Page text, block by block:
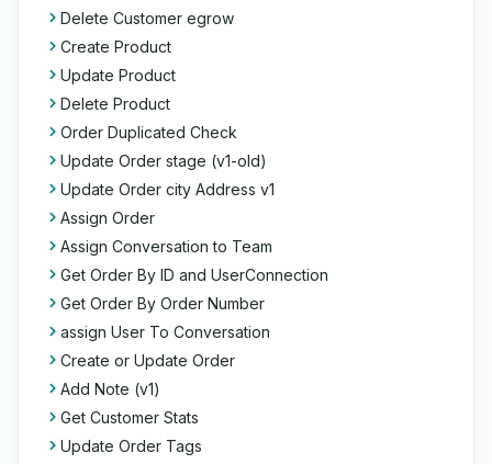
Delete Customer egrow
Create Product
Update Product
Delete Product
Order Duplicated Check
Update Order stage (v1-old)
Update Order city Address v1
Assign Order
Assign Conversation to Team
Get Order By ID and UserConnection
Get Order By Order Number
assign User To Conversation
Create or Update Order
Add Note (v1)
Get Customer Stats
Update Order Tags